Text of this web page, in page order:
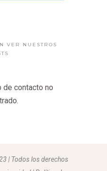
VER NUESTROS
de contacto no
| Todos los derechos